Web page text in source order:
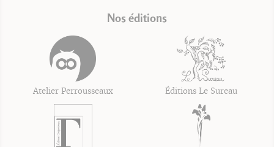
Nos éditions
Atelier Perrousseaux Éditions Le Sureau